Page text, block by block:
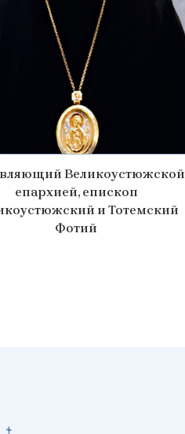
Великоустюжской
епархией, епископ
и Тотемский
Фотий